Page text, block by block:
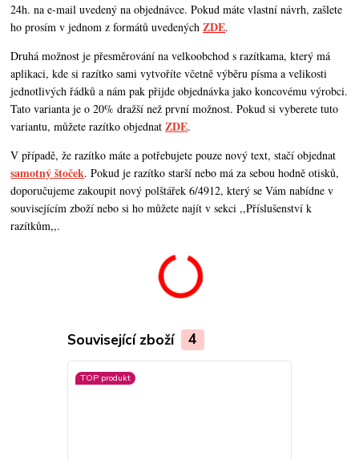
24h. na e-mail uvedený na objednávce. Pokud máte vlastní návrh,zašlete
ho prosím v jednom z formátů uvedenýchZDE.
Druhá možnost je přesměrování na velkoobchod s razítkama, který má
aplikaci, kde si razítko sami vytvoříte včetně výběru písma a velikosti
jednotlivých řádků a nám pak přijde objednávka jako koncovému výrobci.
Tato varianta je o 20% dražší než první možnost. Pokud si vyberete tuto
variantu, můžete razítko objednatZDE.
V případě, že razítko máte a potřebujete pouze nový text, stačí objednat
samotný štoček. Pokud je razítko starší nebo má za sebou hodně otisků,
doporučujeme zakoupit nový polštářek 6/4912, který se Vám nabídne v
souvisejícím zboží nebo si ho můžete najít v sekci ,,Příslušenství k
razítkům,,.
Související zboží 4
TOP produkt